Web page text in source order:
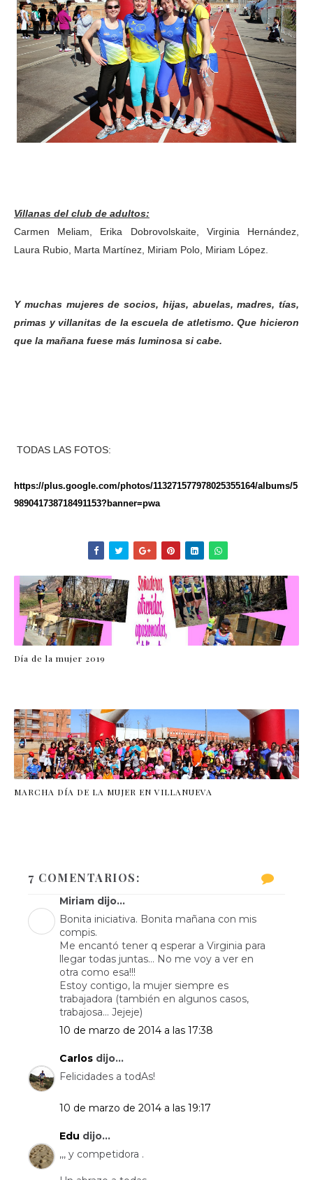
Villanas del club de adultos:
Carmen Meliam, Erika Dobrovolskaite, Virginia Hernández,
Laura Rubio, Marta Martínez, Miriam Polo, Miriam López.
Y muchas mujeres de socios, hijas, abuelas, madres, tías,
primas y villanitas de la escuela de atletismo. Que hicieron
que la mañana fuese más luminosa si cabe.
TODAS LAS FOTOS:
https://plus.google.com/photos/113271577978025355164/albums/5
989041738718491153?banner=pwa
Día de la mujer 2019
MARCHA DÍA DE LA MUJER EN VILLANUEVA
7 COMENTARIOS:
Miriam dijo...
Bonita iniciativa. Bonita mañana con mis
compis.
Me encantó tener q esperar a Virginia para
llegar todas juntas... No me voy a ver en
otra como esa!!!
Estoy contigo, la mujer siempre es
trabajadora (también en algunos casos,
trabajosa... Jejeje)
10 de marzo de 2014 a las 17:38
Carlos dijo...
Felicidades a todAs!
10 de marzo de 2014 a las 19:17
Edu dijo...
,,, y competidora .